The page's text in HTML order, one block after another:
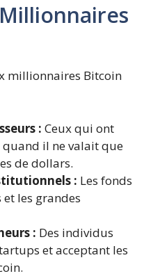
millionnaires Bitcoin
: Ceux qui ont
il ne valait que
de dollars.
: Les fonds
et les grandes
: Des individus
et acceptant les